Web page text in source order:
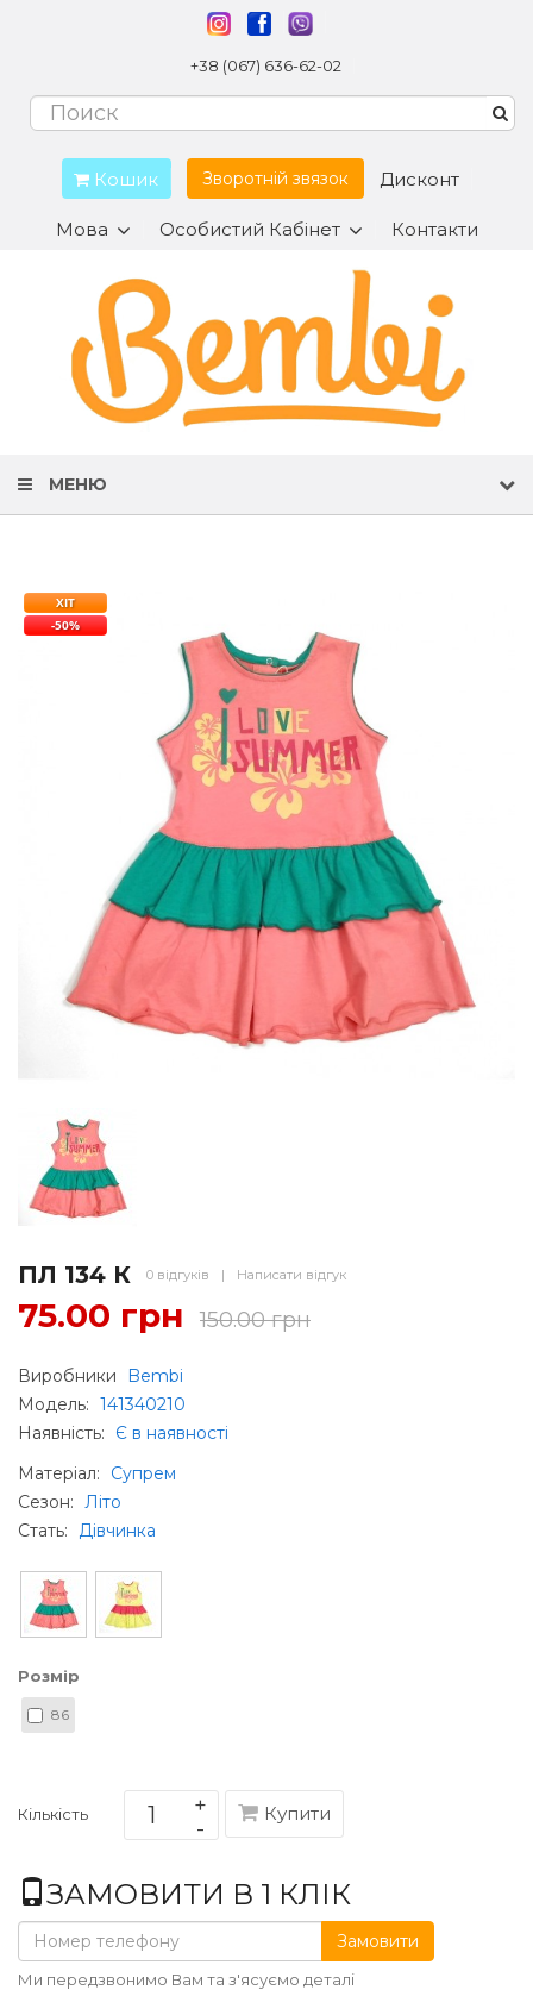
+38 (067) 636-62-02
Кошик Зворотній звязок Дисконт
Мова Особистий Кабінет Контакти
МЕНЮ
ХІТ
-50%
ПЛ 134 К 0 відгуків | Написати відгук
75.00 грн 150.00 грн
Виробники
Bembi
Модель: 141340210
Наявність:
Є в наявності
Матеріал:
Супрем
Сезон: Літо
Стать: Дівчинка
Розмір
86
Кількість Купити
ЗАМОВИТИ В 1 КЛІК
Замовити
Ми передзвонимо Вам та з'ясуємо деталі